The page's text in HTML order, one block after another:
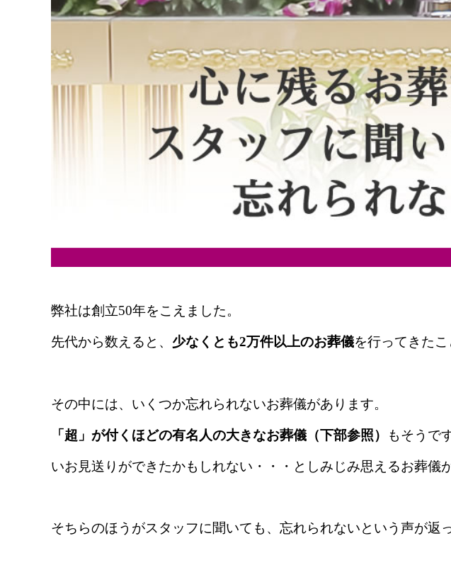
弊社は創立50年をこえました。
先代から数えると、 少なくとも2万件以上のお葬儀を行ってきたこ
その中には、 いくつか忘れられないお葬儀があります。
「超」が付くほどの有名人の大きなお葬儀（下部参照） もそうで
いお見送りができたかもしれない ・・・としみじみ思えるお葬儀
そちらのほうがスタッフに聞いても、忘れられないという声が返